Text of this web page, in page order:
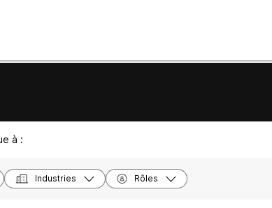
à :
Industries Rôles